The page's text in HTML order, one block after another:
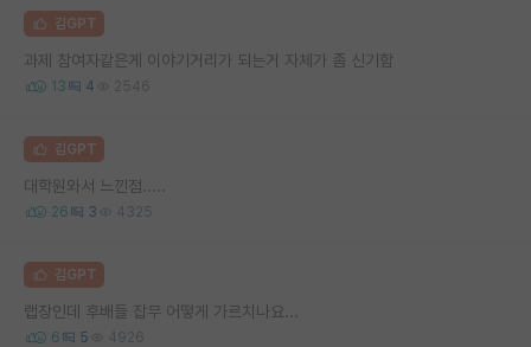
김GPT
과제 참여자같은게 이야기거리가 되는거 자체가 좀 신기함
13 4 2546
김GPT
대학원와서 느낀점.....
26 3 4325
김GPT
랩장인데 후배들 잡무 어떻게 가르치나요...
6 5 4926